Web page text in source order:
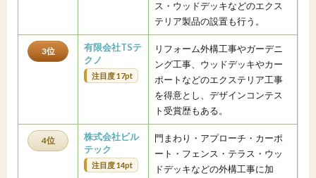
ス・ウッドデッキなどのエクス
テリア製品の設置も行う。
3位
有限会社TSテ
クノ
注目度 17pt
リフォーム外構工事やガーデニ
ング工事、ウッドデッキやカー
ポートなどのエクステリア工事
を得意とし、デザインコンテス
ト受賞歴もある。
4位
株式会社ビル
テック
注目度 14pt
門まわり・アプローチ・カーポ
ート・フェンス・テラス・ウッ
ドデッキなどの外構工事に加